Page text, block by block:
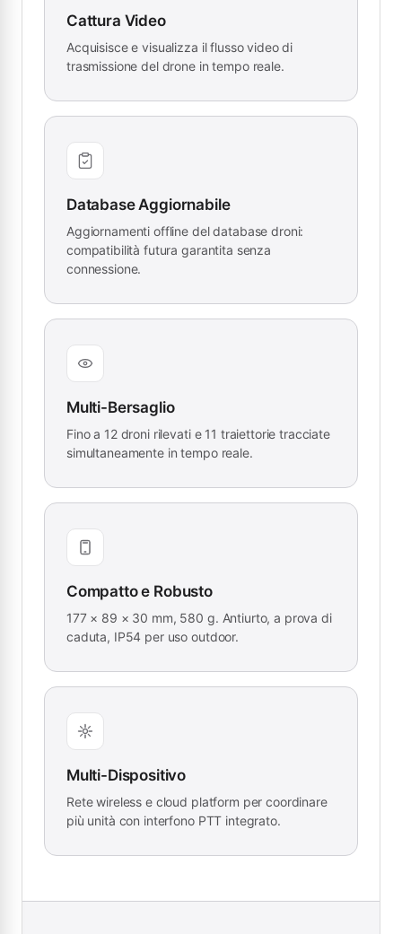
Cattura Video
Acquisisce e visualizza il flusso video di
trasmissione del drone in tempo reale.
Database Aggiornabile
Aggiornamenti offline del database droni:
compatibilità futura garantita senza
connessione.
Multi-Bersaglio
Fino a 12 droni rilevati e 11 traiettorie tracciate
simultaneamente in tempo reale.
Compatto e Robusto
177 × 89 × 30 mm, 580 g. Antiurto, a prova di
caduta, IP54 per uso outdoor.
Multi-Dispositivo
Rete wireless e cloud platform per coordinare
più unità con interfono PTT integrato.